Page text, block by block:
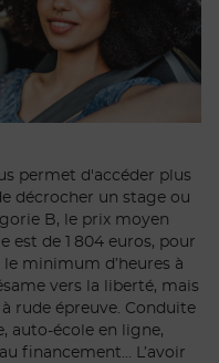
permet d'accéder plus
décrocher un stage ou
B, le prix moyen
est de 1 804 euros, pour
minimum d’heures à
vers la liberté, mais
rude épreuve. Conduite
auto-école en ligne,
financement… L’avoir